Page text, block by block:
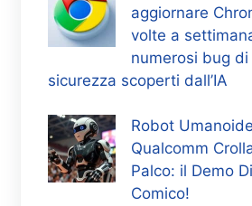
aggiornare
volte a
numerosi bug di
sicurezza scoperti dall’IA
Robot
Qualcomm
Palco: il Demo
Comico!